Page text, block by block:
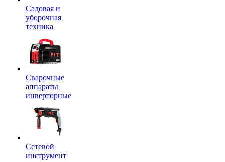
Садовая и
уборочная
техника
Сварочные
аппараты
инверторные
Сетевой
инструмент